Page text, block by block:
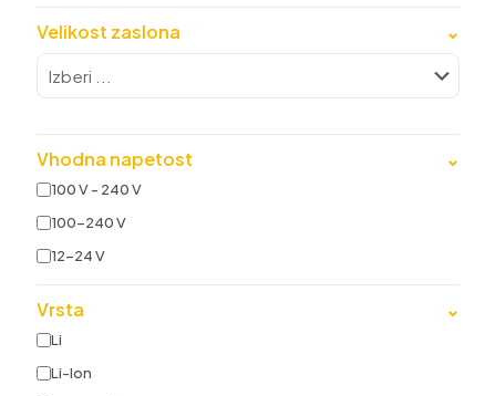
Velikost zaslona ⌄
Vhodna napetost ⌄
100 V - 240 V
100-240 V
12-24 V
Vrsta ⌄
Li
Li-Ion